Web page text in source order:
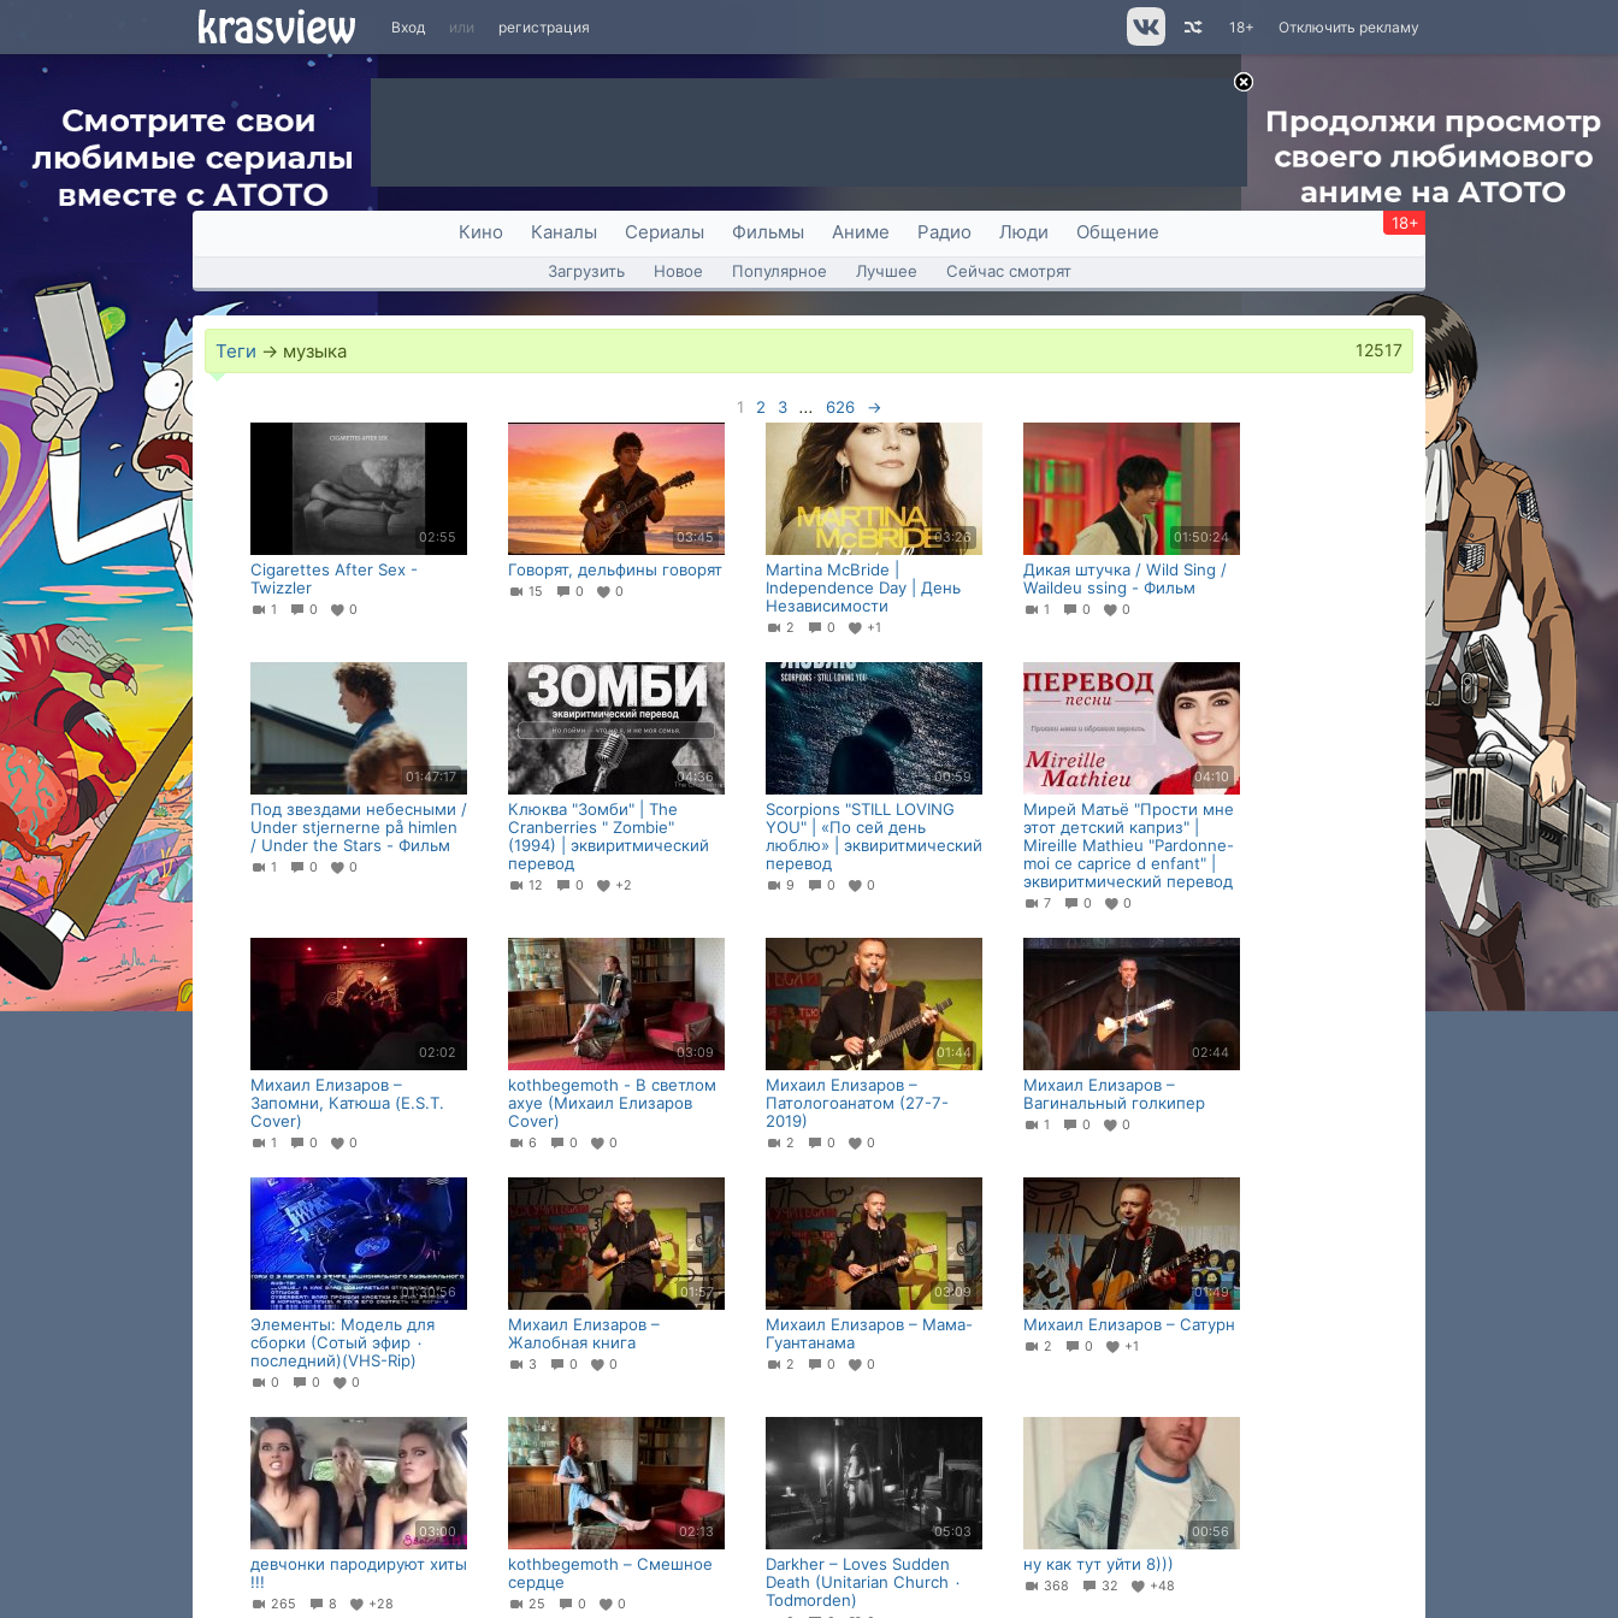
Вход или регистрация Отключить рекламу
18+
Кино Каналы Сериалы Фильмы Аниме Радио Люди Общение 18+
Загрузить Новое Популярное Лучшее Сейчас смотрят
Теги → музыка 12517
1 2 3 ... 626 →
02:55
Cigarettes After Sex -
Twizzler
1 0 0
03:45
Говорят, дельфины говорят
15 0 0
03:26
Martina McBride |
Independence Day | День
Независимости
2 0 +1
01:50:24
Дикая штучка / Wild Sing /
Waildeu ssing - Фильм
1 0 0
01:47:17
Под звездами небесными /
Under stjernerne på himlen
/ Under the Stars - Фильм
1 0 0
04:36
Клюква "Зомби" | The
Cranberries " Zombie"
(1994) | эквиритмический
перевод
12 0 +2
00:59
Scorpions "STILL LOVING
YOU" | «По сей день
люблю» | эквиритмический
перевод
9 0 0
04:10
Мирей Матьё "Прости мне
этот детский каприз" |
Mireille Mathieu "Pardonne-
moi ce caprice d enfant" |
эквиритмический перевод
7 0 0
02:02
Михаил Елизаров –
Запомни, Катюша (E.S.T.
Cover)
1 0 0
03:09
kothbegemoth - В светлом
ахуе (Михаил Елизаров
Cover)
6 0 0
01:44
Михаил Елизаров –
Патологоанатом (27-7-
2019)
2 0 0
02:44
Михаил Елизаров –
Вагинальный голкипер
1 0 0
01:30:56
Элементы: Модель для
сборки (Сотый эфир ٠
последний)(VHS-Rip)
0 0 0
01:57
Михаил Елизаров –
Жалобная книга
3 0 0
03:09
Михаил Елизаров – Мама-
Гуантанама
2 0 0
01:49
Михаил Елизаров – Сатурн
2 0 +1
03:00
девчонки пародируют хиты
!!!
265 8 +28
02:13
kothbegemoth – Смешное
сердце
25 0 0
05:03
Darkher – Loves Sudden
Death (Unitarian Church ٠
Todmorden)
00:56
ну как тут уйти 8)))
368 32 +48